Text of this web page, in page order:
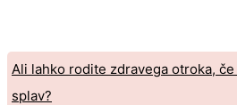
Ali lahko rodite zdravega otroka,
splav?